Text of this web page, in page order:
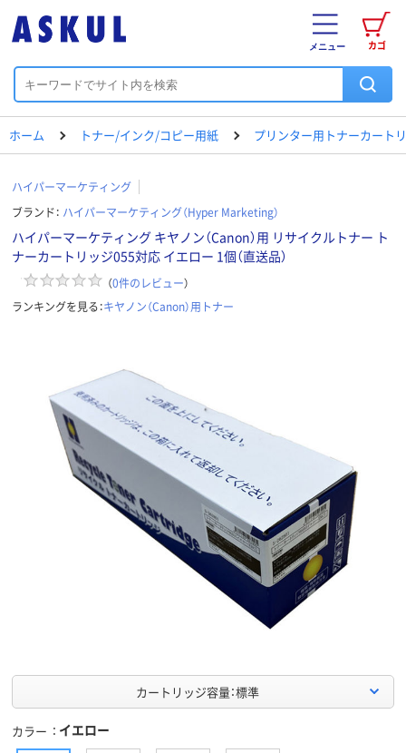
カゴ
メニュー
ホーム トナー/インク/コピー用紙 プリンター用トナーカート
ハイパーマーケティング
ブランド： ハイパーマーケティング（Hyper Marketing）
ハイパーマーケティング キヤノン（Canon）用 リサイクルトナー ト
ナーカートリッジ055対応 イエロー 1個（直送品）
（0件のレビュー）
ランキングを見る：キヤノン（Canon）用トナー
カートリッジ容量：標準
カラー イエロー